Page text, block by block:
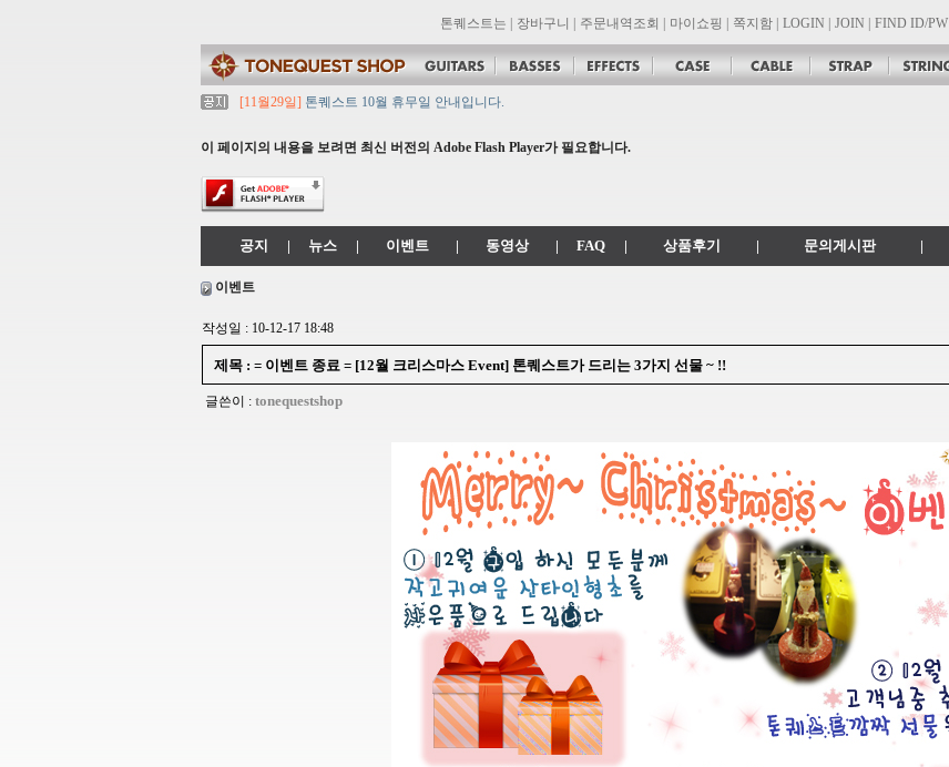
톤퀘스트는 장바구니 주문내역조회 마이쇼핑 쪽지함 LOGIN JOIN FIND ID/PW
[11월29일] 톤퀘스트 10월 휴무일 안내입니다.
[11월29일]톤퀘스트쇼핑몰 리뉴얼 되었습니다. -> .com 에서 .co.kr 로 변경됩니다.
[11월29일]
[대리점 모집] Gretsch, Jackson 대리점 모집!! 그레치기타, 잭슨기타 한국 총판 톤퀘스트!!
이 페이지의 내용을 보려면 최신 버전의 Adobe Flash Player가 필요합니다.
공지 | 뉴스 | 이벤트 | 동영상 | FAQ | 상품후기 | 문의게시판 |
이벤트
작성일 : 10-12-17 18:48
제목 : = 이벤트 종료 = [12월 크리스마스 Event] 톤퀘스트가 드리는 3가지 선물 ~ !!
글쓴이 : tonequestshop